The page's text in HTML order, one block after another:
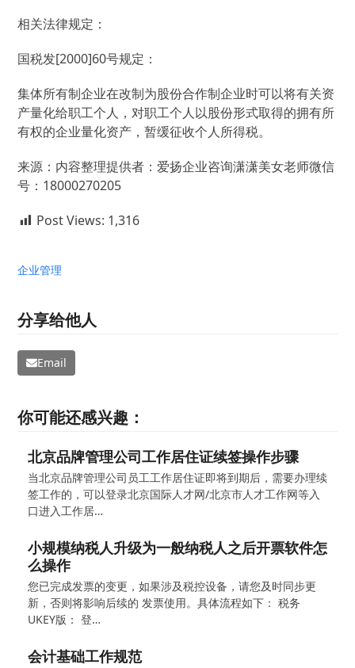
相关法律规定：
国税发[2000]60号规定：
集体所有制企业在改制为股份合作制企业时可以将有关资
产量化给职工个人，对职工个人以股份形式取得的拥有所
有权的企业量化资产，暂缓征收个人所得税。
来源：内容整理提供者：爱扬企业咨询潇潇美女老师微信
号：18000270205
Post Views: 1,316
企业管理
分享给他人
Email
你可能还感兴趣：
北京品牌管理公司工作居住证续签操作步骤
当北京品牌管理公司员工工作居住证即将到期后，需要办理续
签工作的，可以登录北京国际人才网/北京市人才工作网等入
口进入工作居…
小规模纳税人升级为一般纳税人之后开票软件怎
么操作
您已完成发票的变更，如果涉及税控设备，请您及时同步更
新，否则将影响后续的 发票使用。具体流程如下： 税务
UKEY版： 登…
会计基础工作规范